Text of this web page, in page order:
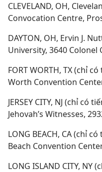
CLEVELAND, OH,
Convocation Centre,
DAYTON, OH, Ervin J.
University, 3640 Colonel
FORT WORTH, TX (chỉ
Worth Convention
JERSEY CITY, NJ (chỉ có
Jehovah’s Witnesses,
LONG BEACH, CA (chỉ
Beach Convention
LONG ISLAND CITY, NY